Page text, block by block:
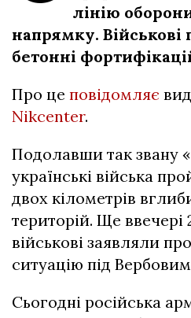
лінію
напрямку. Військові
бетонні
Про це повідомляє
Nikcenter.
Подолавши так звану
українські війська
двох кілометрів
територій. Ще ввечері
військові заявляли
ситуацію під
Сьогодні російська